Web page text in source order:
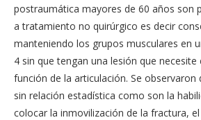
postraumática mayores de 60 años son
a tratamiento no quirúrgico es decir
manteniendo los grupos musculares en
4 sin que tengan una lesión que necesite
función de la articulación. Se
sin relación estadística como son la
colocar la inmovilización de la fractura,